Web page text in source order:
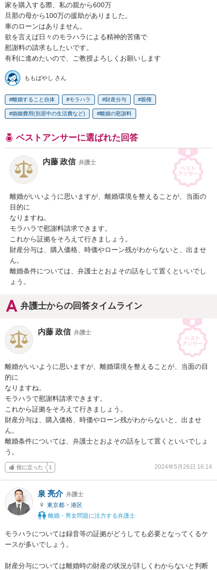
家を購入する際、私の親から600万
旦那の母から100万の援助がありました。
車のローンはありません。
欲を言えば日々のモラハラによる精神的苦痛で
慰謝料の請求もしたいです。
有利に進めたいので、ご教授よろしくお願いします
ももばやし さん
離婚すること自体 モラハラ 財産分与 親権
婚姻費用(別居中の生活費など) 離婚の慰謝料
ベストアンサーに選ばれた回答
内藤 政信 弁護士
離婚がいいように思いますが、離婚環境を整えることが、当面の
目的に
なりますね。
モラハラで慰謝料請求できます。
これから証拠をそろえて行きましょう。
財産分与は、購入価格、時価やローン残がわからないと、出ませ
ん。
離婚条件については、弁護士とおよその話をして置くといいでし
ょう。
弁護士からの回答タイムライン
内藤 政信 弁護士
離婚がいいように思いますが、離婚環境を整えることが、当面の目
的に
なりますね。
モラハラで慰謝料請求できます。
これから証拠をそろえて行きましょう。
財産分与は、購入価格、時価やローン残がわからないと、出ませ
ん。
離婚条件については、弁護士とおよその話をして置くといいでしょ
う。
役に立った 1 2024年5月26日 16:14
泉 亮介 弁護士
東京都 > 港区
離婚・男女問題に注力する弁護士
モラハラについては録音等の証拠がどうしても必要となってくるケ
ースが多いでしょう。
財産分与については離婚時の財産の状況が詳しくわからないと判断